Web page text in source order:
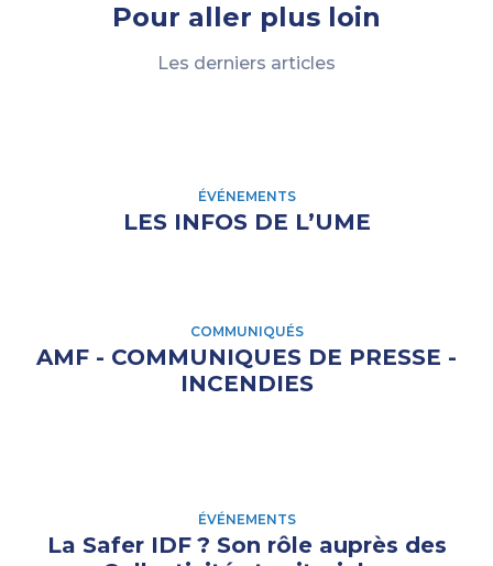
Pour aller plus loin
Les derniers articles
ÉVÉNEMENTS
LES INFOS DE L’UME
COMMUNIQUÉS
AMF - COMMUNIQUES DE PRESSE -
INCENDIES
ÉVÉNEMENTS
La Safer IDF ? Son rôle auprès des